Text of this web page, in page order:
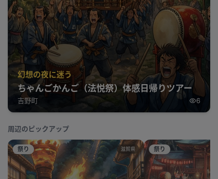
幻想の夜に迷う
ちゃんごかんご（法悦祭）体感日帰りツアー
吉野町 6
周辺のピックアップ
祭り 滋賀県 祭り